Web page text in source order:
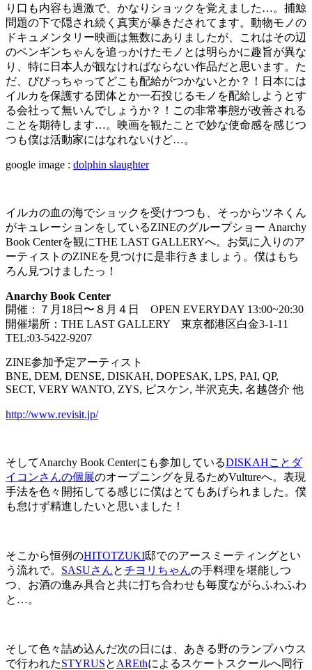
り口も内容も過激で、かなりショックを覚えました…。捕鯨
問題の下で隠され続く真実が暴きだされてます。動物モノの
ドキュメンタリー映画は無数にありましたが、これはその辺
のペンギンちゃんを追っかけたモノとは明らかに趣旨が異な
り、特に日本人が観なければならない作品だと思います。た
だ、びびっちゃってどこも配給がつかないとか？！日本には
イルカを保護する団体とか一石投じるモノを配給しようとす
る会社って無いんでしょうか？！この非常事態が改善される
ことを期待します…。映画を観たことで妙な使命感を感じつ
つも僕は活動家にはなれないけど…。
google image : dolphin slaughter
イルカの血の海でショックを受けつつも、そっからツネくん
がキュレーションをしているZINEのグループショー Anarchy
Book Centerを観にTHE LAST GALLERYへ。お気に入りのア
ーティストのZINEを見つけに是非行きましょう。僕はもち
ろん見つけましたっ！
Anarchy Book Center
開催：７月18日〜８月４日 OPEN EVERYDAY 13:00~20:30
開催場所：THE LAST GALLERY 東京都港区白金3-1-11
TEL:03-5422-9207
ZINE参加予定アーティスト
BNE, DEM, DENSE, DISKAH, DOPESAK, LPS, PAI, QP,
SECT, VERY WANTO, ZYS, ピスケン, 半沢克夫, 名越啓介 他
http://www.revisit.jp/
そしてAnarchy Book Centerにも参加しているDISKAHことダ
イコンさんの個展のオープニングを見るためVultureへ。表現
手法を色々開拓してる感じに僕はとてもあげられました。僕
も怠けず精進したいと思いました！
そこから恒例のHITOTZUKI邸でのアースミーティングとい
う流れで。 SASUさんとチヨリちゃんの手料理を堪能しつ
つ、お酒の進み具合と共に打ち合わせも毎度ながらふわふわ
と…。
そして色々詰め込んだ次の日には、あきる野のランプハウス
で行われたSTYRUSと AREthによるスケートスクールへ同行